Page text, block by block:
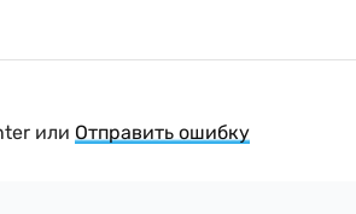
или Отправить ошибку